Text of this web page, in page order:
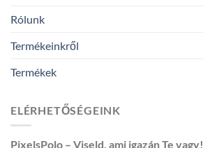
Rólunk
Termékeinkről
Termékek
ELÉRHETŐSÉGEINK
PixelsPolo – Viseld, ami igazán Te vagy!